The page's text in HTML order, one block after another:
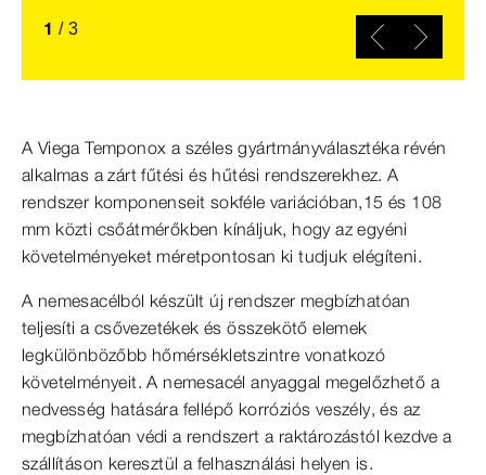
1 / 3
A Viega Temponox a széles gyártmányválasztéka révén
alkalmas a zárt fűtési és hűtési rendszerekhez. A
rendszer komponenseit sokféle variációban,15 és 108
mm közti csőátmérőkben kínáljuk, hogy az egyéni
követelményeket méretpontosan ki tudjuk elégíteni.
A nemesacélból készült új rendszer megbízhatóan
teljesíti a csővezetékek és összekötő elemek
legkülönbözőbb hőmérsékletszintre vonatkozó
követelményeit. A nemesacél anyaggal megelőzhető a
nedvesség hatására fellépő korróziós veszély, és az
megbízhatóan védi a rendszert a raktározástól kezdve a
szállításon keresztül a felhasználási helyen is.